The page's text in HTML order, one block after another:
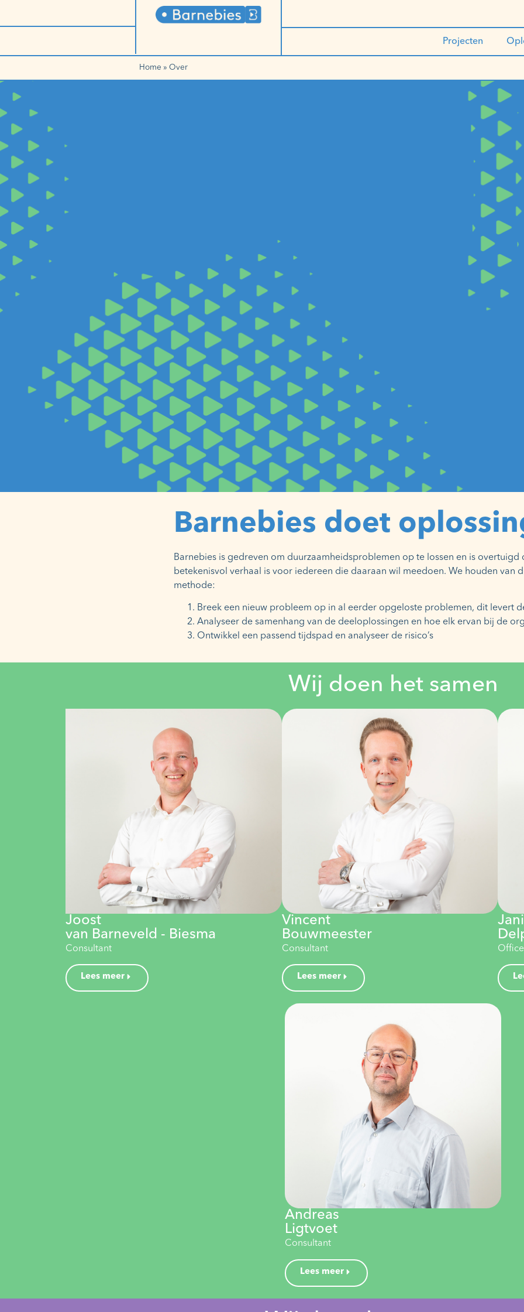
Projecten
Home »Over
Barnebies doet
Barnebies is gedreven om duurzaamheidsproblemen op te lossen en is overtuigd
betekenisvol verhaal is voor iedereen die daaraan wil meedoen. We houden van
methode:
Breek een nieuw probleem op in al eerder opgeloste problemen, dit levert
Analyseer de samenhang van de deeloplossingen en hoe elk ervan bij de
Ontwikkel een passend tijdspad en analyseer de risico’s
Wij doen het samen
Joost
van Barneveld - Biesma
Consultant
Lees meer
Vincent
Bouwmeester
Consultant
Lees meer
Andreas
Ligtvoet
Consultant
Lees meer